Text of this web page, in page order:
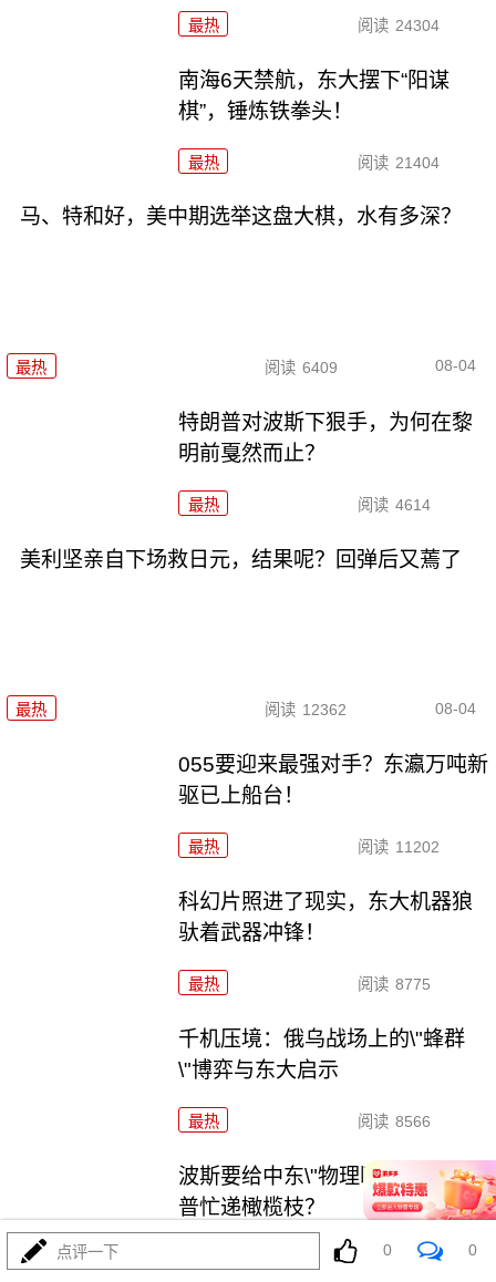
最热 阅读 24304
南海6天禁航，东大摆下“阳谋
棋”，锤炼铁拳头！
最热 阅读 21404
马、特和好，美中期选举这盘大棋，水有多深？
最热 阅读 6409 08-04
特朗普对波斯下狠手，为何在黎
明前戛然而止？
最热 阅读 4614
美利坚亲自下场救日元，结果呢？回弹后又蔫了
最热 阅读 12362 08-04
055要迎来最强对手？东瀛万吨新
驱已上船台！
最热 阅读 11202
科幻片照进了现实，东大机器狼
驮着武器冲锋！
最热 阅读 8775
千机压境：俄乌战场上的\"蜂群
\"博弈与东大启示
最热 阅读 8566
波斯要给中东\"物理断网\"，特朗
普忙递橄榄枝？
阅读 7231
点评一下 0 0